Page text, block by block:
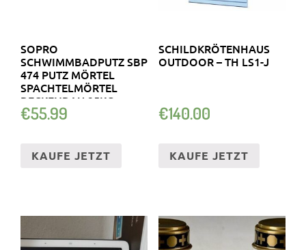
SOPRO
SCHWIMMBADPUTZ SBP
474 PUTZ MÖRTEL
SPACHTELMÖRTEL
BECKENBAU 25KG
€55.99
KAUFE JETZT
SCHILDKRÖTENHAUS
OUTDOOR – TH LS1-J
€140.00
KAUFE JETZT